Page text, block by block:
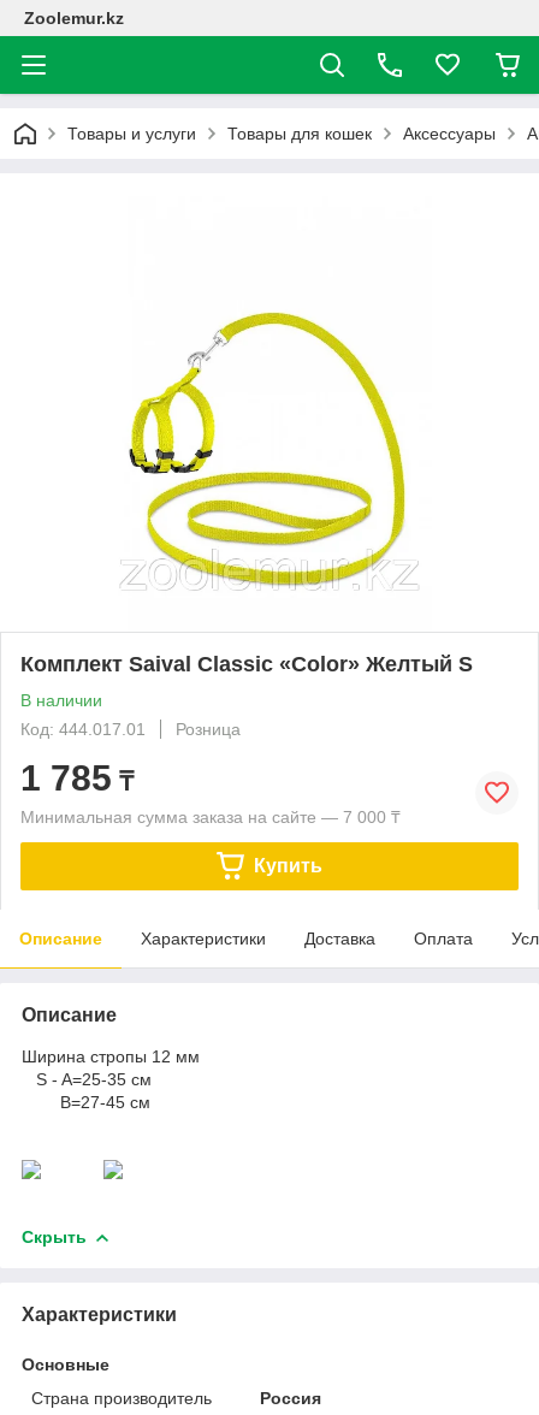
Zoolemur.kz
Товары и услуги Товары для кошек Аксессуары
Комплект Saival Classic «Color» Желтый S
В наличии
Код: 444.017.01
Розница
1 785 ₸
Минимальная сумма заказа на сайте — 7 000 ₸
Купить
Описание Характеристики Доставка Оплата
Описание
Ширина стропы 12 мм
S - A=25-35 см
B=27-45 см
Скрыть
Характеристики
Основные
Страна производитель
Россия